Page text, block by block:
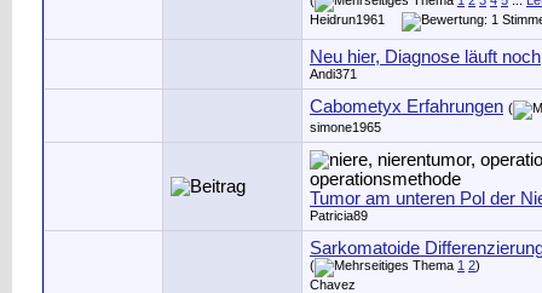
Heidrun1961
Neu hier, Diagnose läuft noch
Andi371
Cabometyx Erfahrungen (
simone1965
Tumor am unteren Pol der
Patricia89
Sarkomatoide
( 1 2)
Chavez